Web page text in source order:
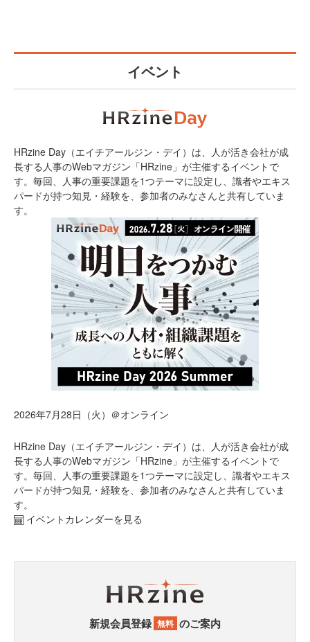
イベント
HRzine Day（エイチアールジン・デイ）は、人が活き会社が成
長する人事のWebマガジン「HRzine」が主催するイベントで
す。毎回、人事の重要課題を1つテーマに設定し、識者やエキス
パードが持つ知見・経験を、参加者のみなさんと共有していま
す。
2026年7月28日（火）＠オンライン
HRzine Day（エイチアールジン・デイ）は、人が活き会社が成
長する人事のWebマガジン「HRzine」が主催するイベントで
す。毎回、人事の重要課題を1つテーマに設定し、識者やエキス
パードが持つ知見・経験を、参加者のみなさんと共有していま
す。
イベントカレンダーを見る
新規会員登録 無料 のご案内